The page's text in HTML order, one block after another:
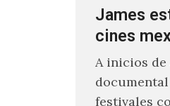
James
cines
A inicios de
festivales